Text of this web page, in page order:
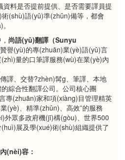
資料是否提前提供、是否需要譯員提
(shù)語(yǔ)準(zhǔn)備等，都會
尚語(yǔ)翻譯（Sunyu
譽(yù)的專(zhuān)業(yè)語(yǔ)言
量的口筆譯服務(wù)在業(yè)內
譯、交替?zhèn)髯g、筆譯、本地
綜合性翻譯公司。公司核心團
專(zhuān)家和項(xiàng)目管理精英
(yè)、精準(zhǔn)、高效”的服務
外眾多政府機(jī)構(gòu)、世界500
展及學(xué)術(shù)組織提供了
(nèi)容：